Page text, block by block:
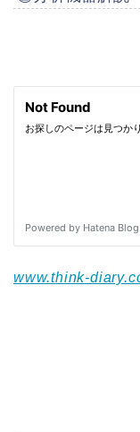
www.think-